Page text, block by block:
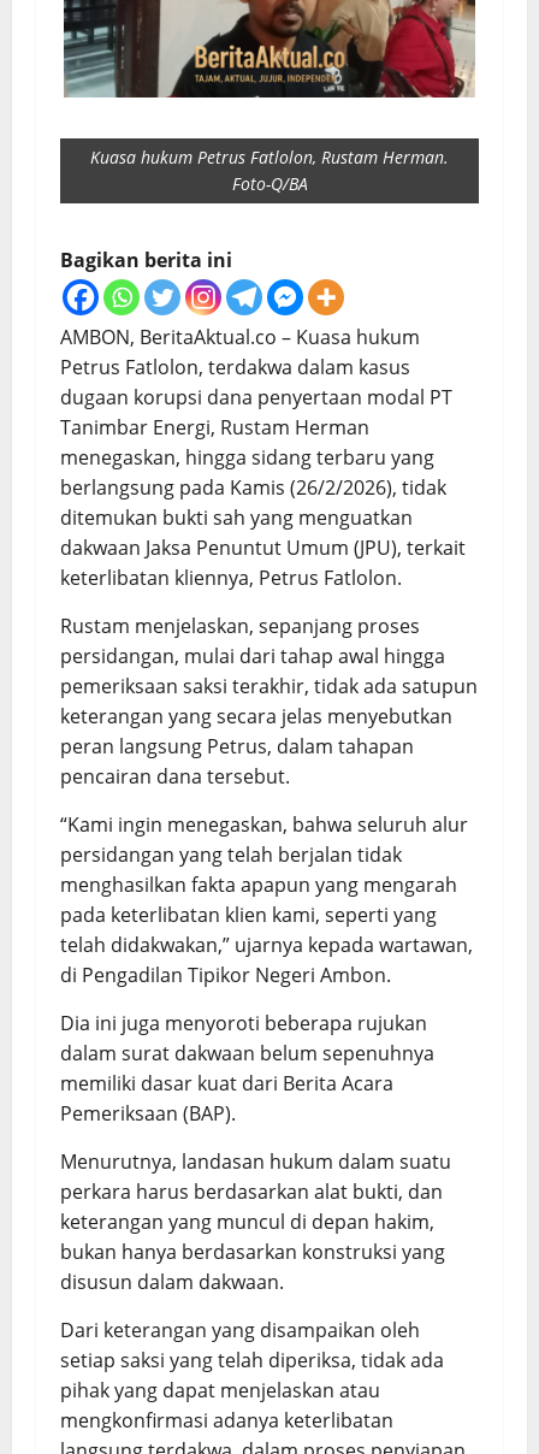
Kuasa hukum Petrus Fatlolon, Rustam Herman.
Foto-Q/BA
Bagikan berita ini
AMBON, BeritaAktual.co – Kuasa hukum
Petrus Fatlolon, terdakwa dalam kasus
dugaan korupsi dana penyertaan modal PT
Tanimbar Energi, Rustam Herman
menegaskan, hingga sidang terbaru yang
berlangsung pada Kamis (26/2/2026), tidak
ditemukan bukti sah yang menguatkan
dakwaan Jaksa Penuntut Umum (JPU), terkait
keterlibatan kliennya, Petrus Fatlolon.
Rustam menjelaskan, sepanjang proses
persidangan, mulai dari tahap awal hingga
pemeriksaan saksi terakhir, tidak ada satupun
keterangan yang secara jelas menyebutkan
peran langsung Petrus, dalam tahapan
pencairan dana tersebut.
“Kami ingin menegaskan, bahwa seluruh alur
persidangan yang telah berjalan tidak
menghasilkan fakta apapun yang mengarah
pada keterlibatan klien kami, seperti yang
telah didakwakan,” ujarnya kepada wartawan,
di Pengadilan Tipikor Negeri Ambon.
Dia ini juga menyoroti beberapa rujukan
dalam surat dakwaan belum sepenuhnya
memiliki dasar kuat dari Berita Acara
Pemeriksaan (BAP).
Menurutnya, landasan hukum dalam suatu
perkara harus berdasarkan alat bukti, dan
keterangan yang muncul di depan hakim,
bukan hanya berdasarkan konstruksi yang
disusun dalam dakwaan.
Dari keterangan yang disampaikan oleh
setiap saksi yang telah diperiksa, tidak ada
pihak yang dapat menjelaskan atau
mengkonfirmasi adanya keterlibatan